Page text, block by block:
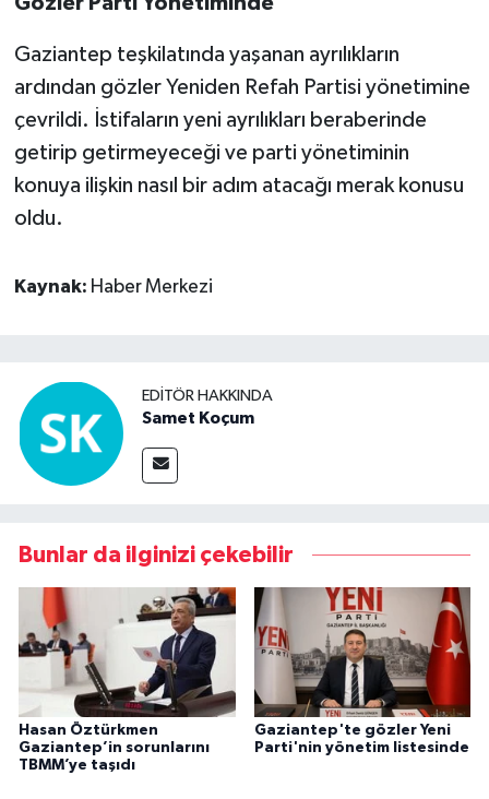
Gaziantep teşkilatında yaşanan ayrılıkların
ardından gözler Yeniden Refah Partisi yönetimine
çevrildi. İstifaların yeni ayrılıkları beraberinde
getirip getirmeyeceği ve parti yönetiminin
konuya ilişkin nasıl bir adım atacağı merak konusu
oldu.
Kaynak: Haber Merkezi
EDITÖR HAKKINDA
Samet Koçum
Bunlar da ilginizi çekebilir
Hasan Öztürkmen
Gaziantep’in sorunlarını
TBMM’ye taşıdı
Gaziantep'te gözler Yeni
Parti'nin yönetim listesinde